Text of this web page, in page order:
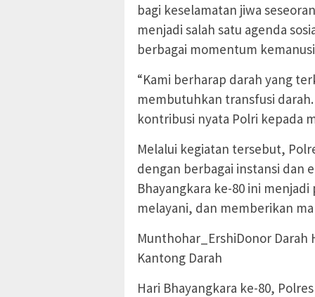
bagi keselamatan jiwa
menjadi salah satu agenda
berbagai momentum
“Kami berharap darah yang
membutuhkan transfusi
kontribusi nyata Polri kepada
Melalui kegiatan tersebut,
dengan berbagai instansi dan
Bhayangkara ke-80 ini
melayani, dan memberikan
Munthohar_ErshiDonor Darah
Kantong Darah
Hari Bhayangkara ke-80,